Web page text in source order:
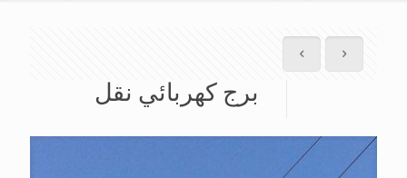
برج كهربائي نقل